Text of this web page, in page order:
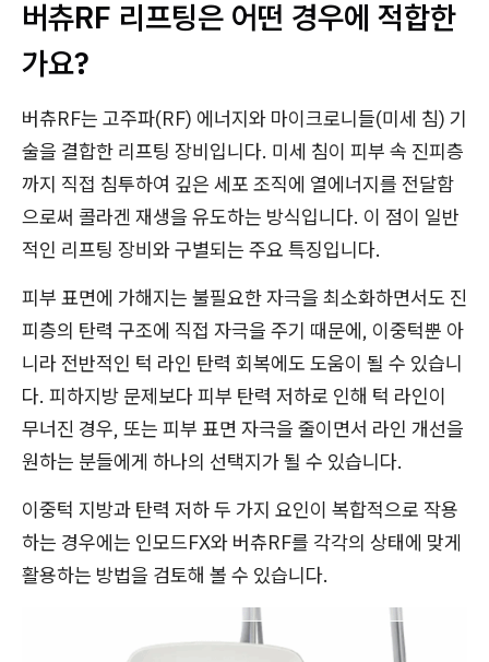
버츄RF 리프팅은 어떤 경우에 적합한
가요?
버츄RF는 고주파(RF) 에너지와 마이크로니들(미세 침) 기
술을 결합한 리프팅 장비입니다. 미세 침이 피부 속 진피층
까지 직접 침투하여 깊은 세포 조직에 열에너지를 전달함
으로써 콜라겐 재생을 유도하는 방식입니다. 이 점이 일반
적인 리프팅 장비와 구별되는 주요 특징입니다.
피부 표면에 가해지는 불필요한 자극을 최소화하면서도 진
피층의 탄력 구조에 직접 자극을 주기 때문에, 이중턱뿐 아
니라 전반적인 턱 라인 탄력 회복에도 도움이 될 수 있습니
다. 피하지방 문제보다 피부 탄력 저하로 인해 턱 라인이
무너진 경우, 또는 피부 표면 자극을 줄이면서 라인 개선을
원하는 분들에게 하나의 선택지가 될 수 있습니다.
이중턱 지방과 탄력 저하 두 가지 요인이 복합적으로 작용
하는 경우에는 인모드FX와 버츄RF를 각각의 상태에 맞게
활용하는 방법을 검토해 볼 수 있습니다.